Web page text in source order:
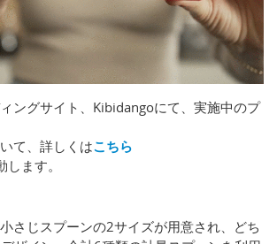
ングサイト、Kibidangoにて、実施中のプ
て、詳しくはこちら
ます。
さじスプーンの2サイズが用意され、どち